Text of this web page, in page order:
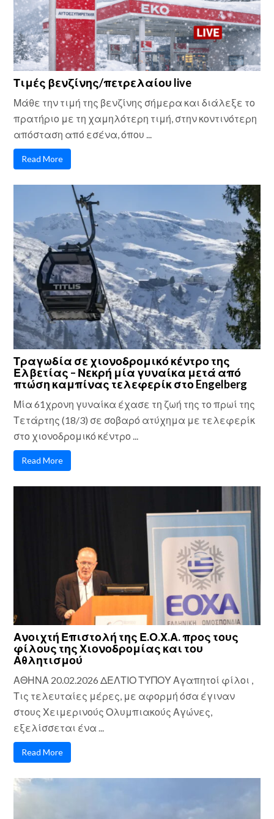
Τιμές βενζίνης/πετρελαίου live
Μάθε την τιμή της βενζίνης σήμερα και διάλεξε το
πρατήριο με τη χαμηλότερη τιμή, στην κοντινότερη
απόσταση από εσένα, όπου ...
Read More
Τραγωδία σε χιονοδρομικό κέντρο της
Ελβετίας – Νεκρή μία γυναίκα μετά από
πτώση καμπίνας τελεφερίκ στο Engelberg
Μία 61χρονη γυναίκα έχασε τη ζωή της το πρωί της
Τετάρτης (18/3) σε σοβαρό ατύχημα με τελεφερίκ
στο χιονοδρομικό κέντρο ...
Read More
Ανοιχτή Επιστολή της Ε.Ο.Χ.Α. προς τους
φίλους της Χιονοδρομίας και του
Αθλητισμού
ΑΘΗΝΑ 20.02.2026 ΔΕΛΤΙΟ ΤΥΠΟΥ Αγαπητοί φίλοι ,
Τις τελευταίες μέρες, με αφορμή όσα έγιναν
στους Χειμερινούς Ολυμπιακούς Αγώνες,
εξελίσσεται ένα ...
Read More